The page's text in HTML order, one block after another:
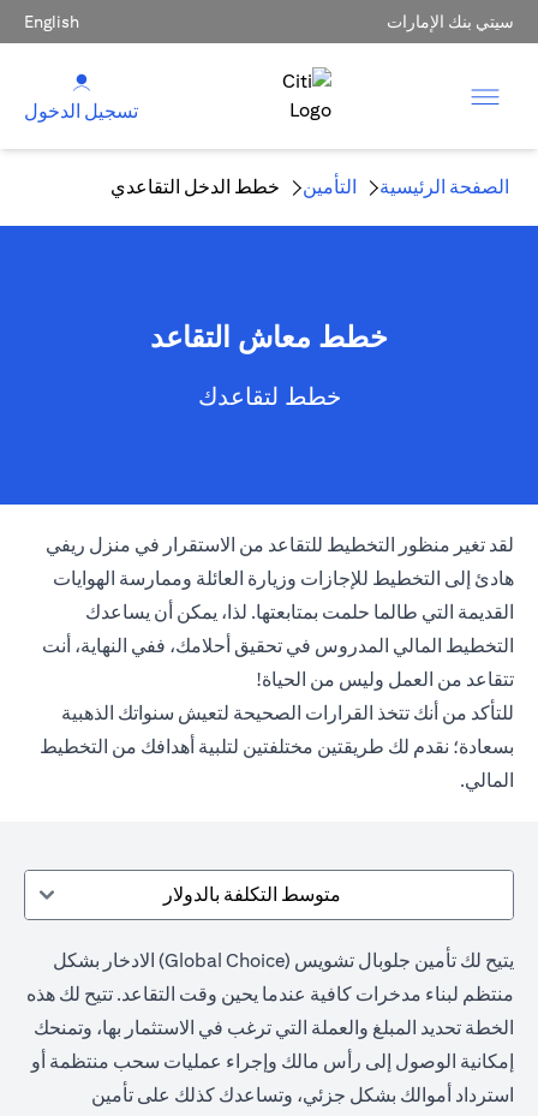
سيتي بنك الإمارات English
تسجيل الدخول
الصفحة الرئيسية التأمين خطط الدخل التقاعدي
خطط معاش التقاعد
خطط لتقاعدك
لقد تغير منظور التخطيط للتقاعد من الاستقرار في منزل ريفي
هادئ إلى التخطيط للإجازات وزيارة العائلة وممارسة الهوايات
القديمة التي طالما حلمت بمتابعتها. لذا، يمكن أن يساعدك
التخطيط المالي المدروس في تحقيق أحلامك، ففي النهاية، أنت
تتقاعد من العمل وليس من الحياة!
للتأكد من أنك تتخذ القرارات الصحيحة لتعيش سنواتك الذهبية
بسعادة؛ نقدم لك طريقتين مختلفتين لتلبية أهدافك من التخطيط
المالي.
متوسط التكلفة بالدولار
يتيح لك تأمين جلوبال تشويس (Global Choice) الادخار بشكل
منتظم لبناء مدخرات كافية عندما يحين وقت التقاعد. تتيح لك هذه
الخطة تحديد المبلغ والعملة التي ترغب في الاستثمار بها، وتمنحك
إمكانية الوصول إلى رأس مالك وإجراء عمليات سحب منتظمة أو
استرداد أموالك بشكل جزئي، وتساعدك كذلك على تأمين